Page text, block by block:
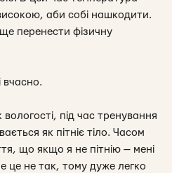
аби собі нашкодити.
перенести фізичну
вчасно.
під час тренування
як пітніє тіло. Часом
що якщо я не пітнію — мені
це не так, тому дуже легко